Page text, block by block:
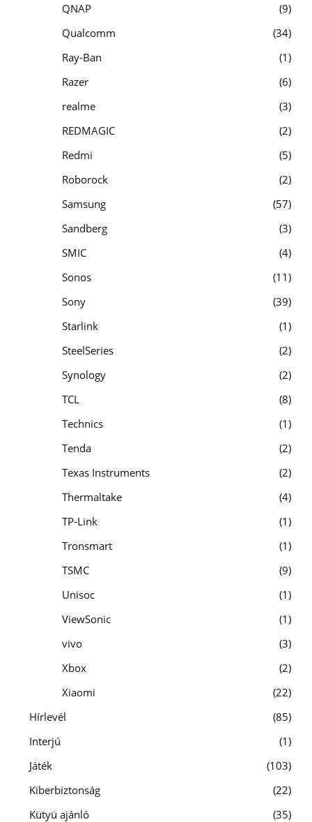
QNAP
9
Qualcomm
34
Ray-Ban
1
Razer
6
realme
3
REDMAGIC
2
Redmi
5
Roborock
2
Samsung
57
Sandberg
3
SMIC
4
Sonos
11
Sony
39
Starlink
1
SteelSeries
2
Synology
2
TCL
8
Technics
1
Tenda
2
Texas Instruments
2
Thermaltake
4
TP-Link
1
Tronsmart
1
TSMC
9
Unisoc
1
ViewSonic
1
vivo
3
Xbox
2
Xiaomi
22
Hírlevél
85
Interjú
1
Játék
103
Kiberbiztonság
22
Kütyü ajánló
35